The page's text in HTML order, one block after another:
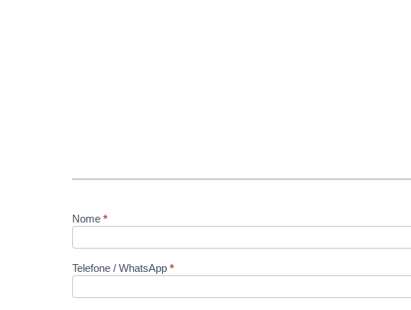
contato
Nome *
Telefone / WhatsApp *